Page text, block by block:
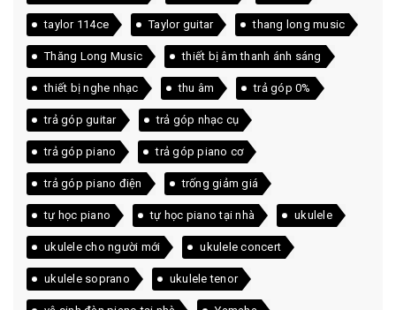
taylor 114ce Taylor guitar thang long music
Thăng Long Music thiết bị âm thanh ánh sáng
thiết bị nghe nhạc thu âm trả góp 0%
trả góp guitar trả góp nhạc cụ
trả góp piano trả góp piano cơ
trả góp piano điện trống giảm giá
tự học piano tự học piano tại nhà ukulele
ukulele cho người mới ukulele concert
ukulele soprano ukulele tenor